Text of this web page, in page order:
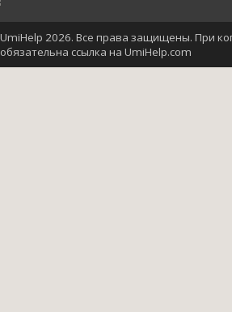
UmiHelp 2026. Все права защищены. При
обязательна ссылка на UmiHelp.com